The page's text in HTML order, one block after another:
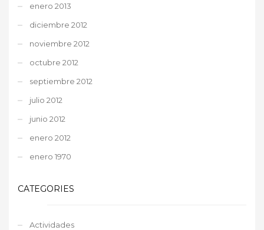
enero 2013
diciembre 2012
noviembre 2012
octubre 2012
septiembre 2012
julio 2012
junio 2012
enero 2012
enero 1970
CATEGORIES
Actividades